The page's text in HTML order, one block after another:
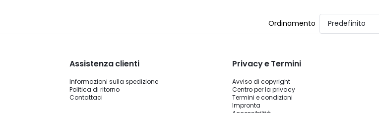
Ordinamento Predefinito
Assistenza clienti
Informazioni sulla spedizione
Politica di ritorno
Contattaci
Privacy e Termini
Avviso di copyright
Centro per la privacy
Termini e condizioni
Impronta